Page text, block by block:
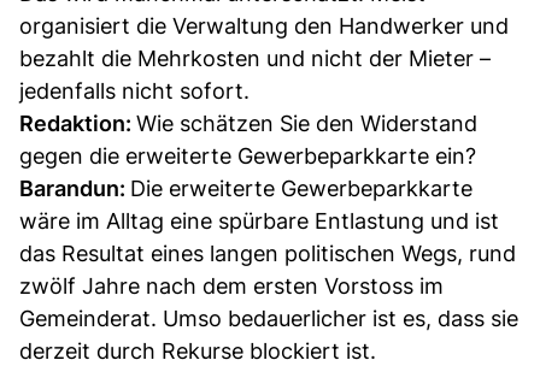
organisiert die Verwaltung den Handwerker und
bezahlt die Mehrkosten und nicht der Mieter –
jedenfalls nicht sofort.
Redaktion: Wie schätzen Sie den Widerstand
gegen die erweiterte Gewerbeparkkarte ein?
Barandun: Die erweiterte Gewerbeparkkarte
wäre im Alltag eine spürbare Entlastung und ist
das Resultat eines langen politischen Wegs, rund
zwölf Jahre nach dem ersten Vorstoss im
Gemeinderat. Umso bedauerlicher ist es, dass sie
derzeit durch Rekurse blockiert ist.